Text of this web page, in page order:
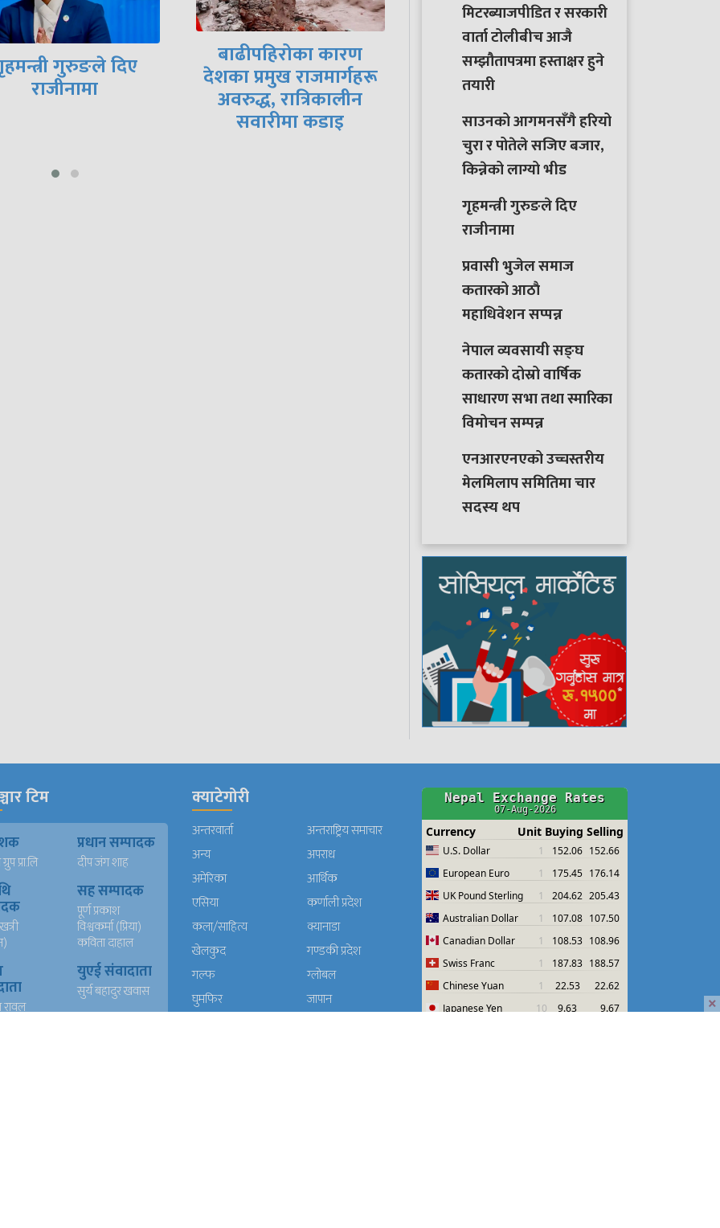
कारण
प्रमुख राजमार्गहरू
अवरुद्ध, रात्रिकालीन
मिटरब्याजपीडित र
सरकारी वार्ता टोलीबीच
आजै सम्झौतापत्रमा
हस्ताक्षर हुने तयारी
साउनको आगमनसँगै
हरियो चुरा र पोतेले सजिए
बजार, किन्नेको लाग्यो…
मिटरब्याजपीडित र सरकारी
वार्ता टोलीबीच आजै
सम्झौतापत्रमा हस्ताक्षर हुने
तयारी
साउनको आगमनसँगै हरियो
चुरा र पोतेले सजिए बजार,
किन्नेको लाग्यो भीड
गृहमन्त्री गुरुङले दिए
राजीनामा
प्रवासी भुजेल समाज
कतारको आठाै
महाधिवेशन सप्पन्न
नेपाल व्यवसायी सङ्घ
कतारको दोस्रो वार्षिक
साधारण सभा तथा स्मारिका
विमोचन सम्पन्न
एनआरएनएको उच्चस्तरीय
मेलमिलाप समितिमा चार
सदस्य थप
टिम
प्रा.लि
प्रधान सम्पादक
दीप जंग शाह
सह सम्पादक
पूर्ण प्रकाश
विश्वकर्मा (प्रिया)
कविता दाहाल
युएई संवादाता
सुर्य बहादुर खवास
क्याटेगोरी
अन्तरवार्ता
अन्तराष्ट्रिय समाचार
अन्य
अपराध
अमेरिका
आर्थिक
एसिया
कर्णाली प्रदेश
कला/साहित्य
क्यानाडा
खेलकुद
गण्डकी प्रदेश
गल्फ
ग्लोबल
घुमफिर
जापान
×